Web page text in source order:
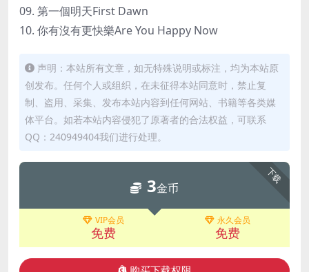
09. 第一個明天First Dawn
10. 你有沒有更快樂Are You Happy Now
声明：本站所有文章，如无特殊说明或标注，均为本站原
创发布。任何个人或组织，在未征得本站同意时，禁止复
制、盗用、采集、发布本站内容到任何网站、书籍等各类媒
体平台。如若本站内容侵犯了原著者的合法权益，可联系
QQ：240949404我们进行处理。
下载
3金币
VIP会员
免费
永久会员
免费